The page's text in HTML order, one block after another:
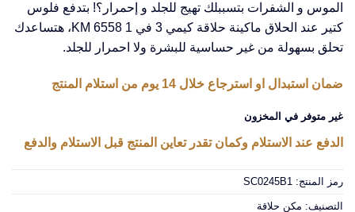
الموس و الشفرات بتسببلك تهيج للجلد و إحمرار؟! بتدفع فلوس
كتير عند الحلاق ماكينة حلاقة كيمي 3 في 1 KM 6558، هتساعدك
تحلق بسهولة من غير حساسية للبشرة ولا احمرار للجلد.
ضمان استبدال او استرجاع خلال 14 يوم من استلام المنتج
غير متوفر في المخزون
الدفع عند الاستلام وكمان تقدر تعاين المنتج قبل الاستلام والدفع
رمز المنتج: SC0245B1
التصنيف: مكن حلاقة